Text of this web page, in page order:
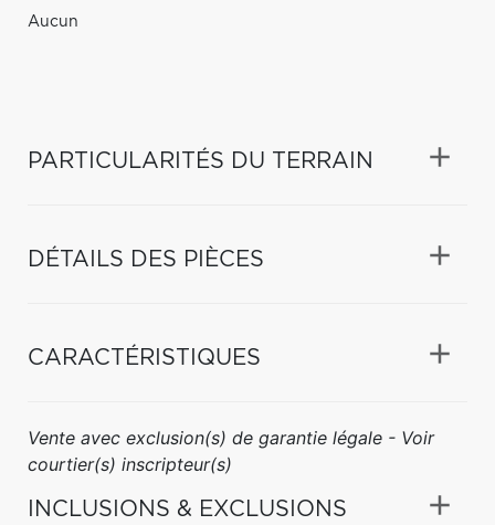
Aucun
PARTICULARITÉS DU TERRAIN
DÉTAILS DES PIÈCES
CARACTÉRISTIQUES
Vente avec exclusion(s) de garantie légale - Voir
courtier(s) inscripteur(s)
INCLUSIONS & EXCLUSIONS